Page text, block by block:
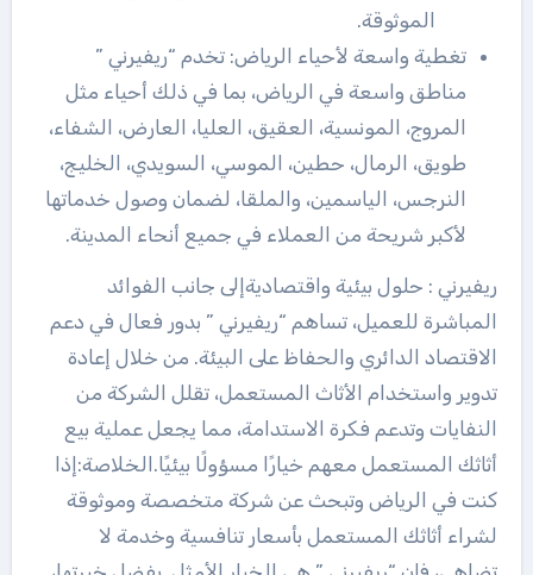
الموثوقة.
تغطية واسعة لأحياء الرياض: تخدم “ريفيرني ”
مناطق واسعة في الرياض، بما في ذلك أحياء مثل
المروج، المونسية، العقيق، العليا، العارض، الشفاء،
طويق، الرمال، حطين، الموسي، السويدي، الخليج،
النرجس، الياسمين، والملقا، لضمان وصول خدماتها
لأكبر شريحة من العملاء في جميع أنحاء المدينة.
ريفيرني : حلول بيئية واقتصاديةإلى جانب الفوائد
المباشرة للعميل، تساهم “ريفيرني ” بدور فعال في دعم
الاقتصاد الدائري والحفاظ على البيئة. من خلال إعادة
تدوير واستخدام الأثاث المستعمل، تقلل الشركة من
النفايات وتدعم فكرة الاستدامة، مما يجعل عملية بيع
أثاثك المستعمل معهم خيارًا مسؤولًا بيئيًا.الخلاصة:إذا
كنت في الرياض وتبحث عن شركة متخصصة وموثوقة
لشراء أثاثك المستعمل بأسعار تنافسية وخدمة لا